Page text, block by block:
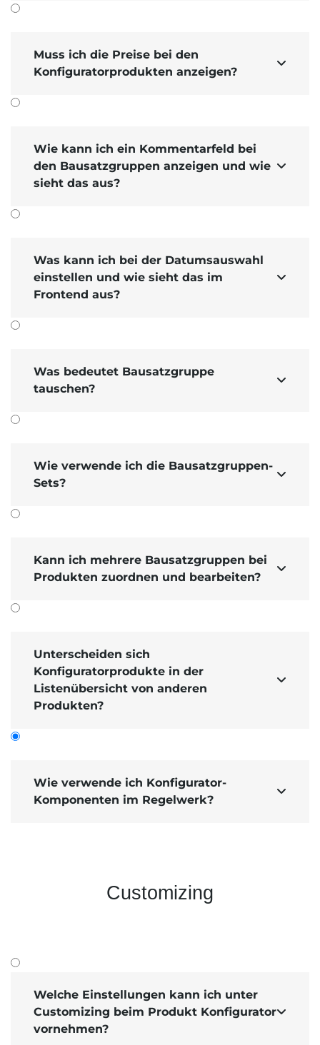
Muss ich die Preise bei den
Konfiguratorprodukten anzeigen?

Wie kann ich ein Kommentarfeld bei
den Bausatzgruppen anzeigen und wie
sieht das aus?

Was kann ich bei der Datumsauswahl
einstellen und wie sieht das im
Frontend aus?

Was bedeutet Bausatzgruppe
tauschen?

Wie verwende ich die Bausatzgruppen-
Sets?

Kann ich mehrere Bausatzgruppen bei
Produkten zuordnen und bearbeiten?

Unterscheiden sich
Konfiguratorprodukte in der
Listenübersicht von anderen
Produkten?

Wie verwende ich Konfigurator-
Komponenten im Regelwerk?

Ein Anwendungs­beispiel wäre, dass Sie
Customizing
Welche Einstellungen kann ich unter
Customizing beim Produkt Konfigurator
vornehmen?
